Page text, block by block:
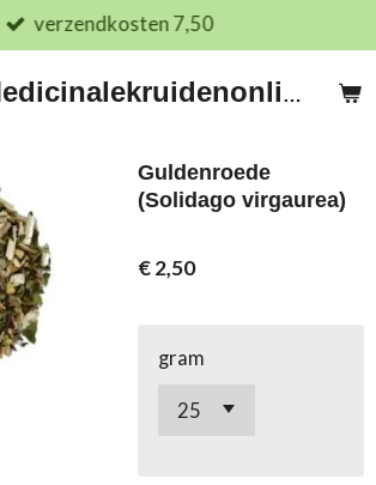
Medicinalekruidenonline.nl
verzendkosten 7,50
Guldenroede
(Solidago virgaurea)
€ 2,50
gram